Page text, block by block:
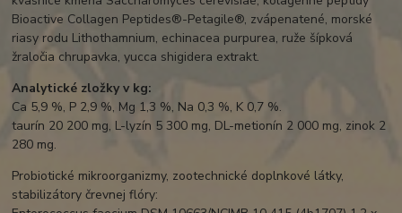
Bioactive Collagen Peptides®-Petagile®, zvápenatené, morské
riasy rodu Lithothamnium, echinacea purpurea, ruže šípková
žraločia chrupavka, yucca shigidera extrakt.
Analytické zložky v kg:
Ca 5,9 %, P 2,9 %, Mg 1,3 %, Na 0,3 %, K 0,7 %.
taurín 20 200 mg, L-lyzín 5 300 mg, DL-metionín 2 000 mg, zinok 2
280 mg.
Probiotické mikroorganizmy, zootechnické doplnkové látky,
stabilizátory črevnej flóry: